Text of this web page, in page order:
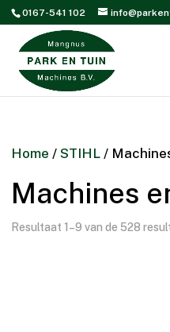
0167-541 102
Home /STIHL /
Machines
Resultaat 1–9 van de 528